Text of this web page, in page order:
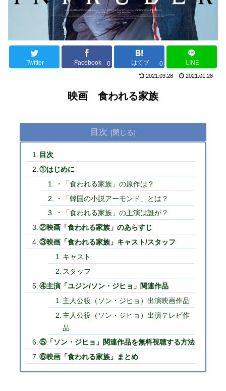
Twitter Facebook 0 はてブ 0 LINE
2021.03.28 2021.01.28
映画 食われる家族
目次
目次
①はじめに
・「食われる家族」の原作は？
・「韓国の小説アーモンド」とは？
・「食われる家族」の主演は誰が？
②映画「食われる家族」のあらすじ
③映画「食われる家族」キャスト/スタッフ
キャスト
スタッフ
④主演「ユジン/ソン・ジヒョ」関連作品
主人公役（ソン・ジヒョ）出演映画作品
主人公役（ソン・ジヒョ）出演テレビ作
品
⑤「ソン・ジヒョ」関連作品を無料視聴する方法
⑥映画「食われる家族」まとめ